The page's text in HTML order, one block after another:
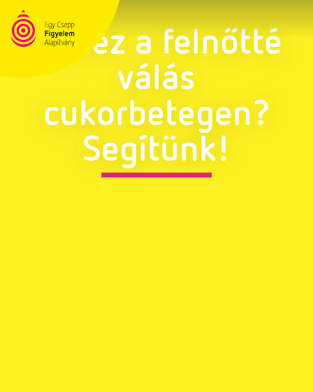
Nehéz a felnőtté
válás
cukorbetegen?
Segítünk!